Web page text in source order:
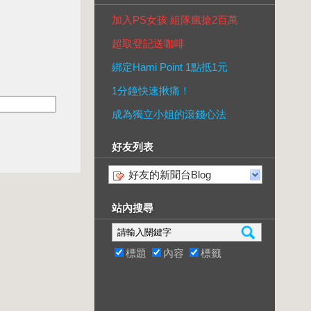
加入PS女孩 組隊瘋搶2百萬
超取登記送咖啡
綁定Hami Point 1點抵1元
1分鐘快速揪痛！
成為獨立小姐的滾錢心法
好友列表
好友的新聞台Blog
站內搜尋
標題 內容 標籤